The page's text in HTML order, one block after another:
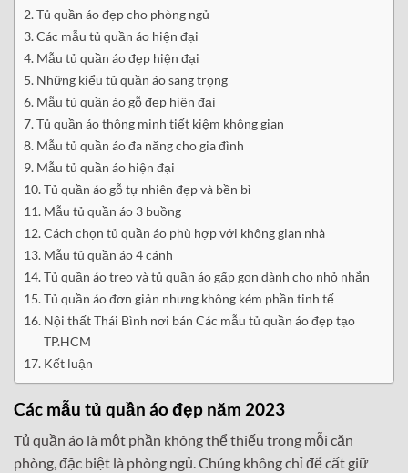
Tủ quần áo đẹp cho phòng ngủ
Các mẫu tủ quần áo hiện đại
Mẫu tủ quần áo đẹp hiện đại
Những kiểu tủ quần áo sang trọng
Mẫu tủ quần áo gỗ đẹp hiện đại
Tủ quần áo thông minh tiết kiệm không gian
Mẫu tủ quần áo đa năng cho gia đình
Mẫu tủ quần áo hiện đại
Tủ quần áo gỗ tự nhiên đẹp và bền bỉ
Mẫu tủ quần áo 3 buồng
Cách chọn tủ quần áo phù hợp với không gian nhà
Mẫu tủ quần áo 4 cánh
Tủ quần áo treo và tủ quần áo gấp gọn dành cho nhỏ nhắn
Tủ quần áo đơn giản nhưng không kém phần tinh tế
Nội thất Thái Bình nơi bán Các mẫu tủ quần áo đẹp tạo
TP.HCM
Kết luận
Các mẫu tủ quần áo đẹp năm 2023
Tủ quần áo là một phần không thể thiếu trong mỗi căn
phòng, đặc biệt là phòng ngủ. Chúng không chỉ để cất giữ